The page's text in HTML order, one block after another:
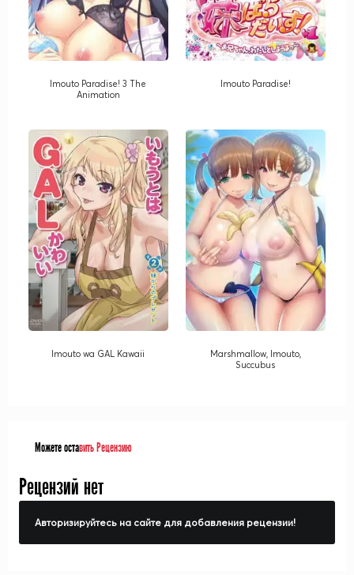
Imouto Paradise! 3 The
Animation
Imouto Paradise!
Imouto wa GAL Kawaii
Marshmallow, Imouto,
Succubus
Можете оставить Рецензию
Рецензий нет
Авторизируйтесь на сайте для добавления рецензии!